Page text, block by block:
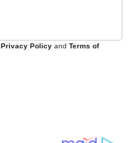
Privacy Policy and Terms of